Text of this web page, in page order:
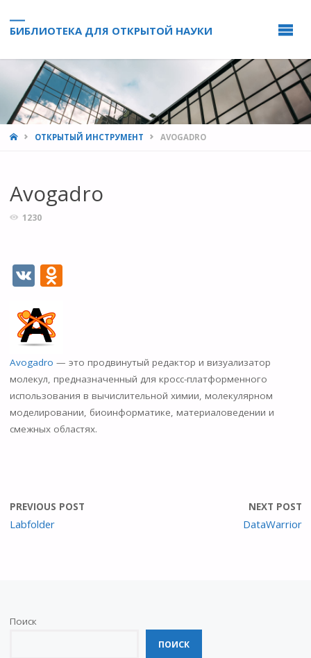
БИБЛИОТЕКА ДЛЯ ОТКРЫТОЙ НАУКИ
HOMEОТКРЫТЫЙ ИНСТРУМЕНТ AVOGADRO
Avogadro
1230
V O
kl
as
s
ni
Avogadro — это продвинутый редактор и визуализатор
молекул, предназначенный для кросс-платформенного
использования в вычислительной химии, молекулярном
моделировании, биоинформатике, материаловедении и
смежных областях.
PREVIOUS POST
Labfolder
NEXT POST
DataWarrior
Поиск
ПОИСК